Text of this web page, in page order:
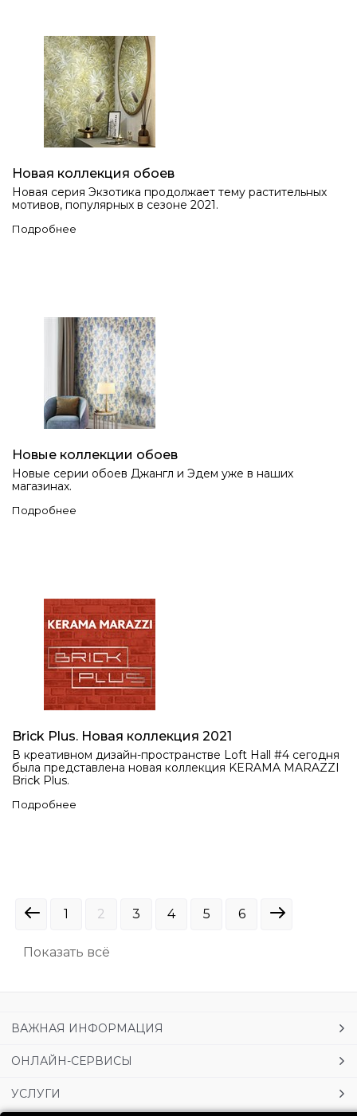
Новая коллекция обоев
Новая серия Экзотика продолжает тему растительных
мотивов, популярных в сезоне 2021.
Подробнее
Новые коллекции обоев
Новые серии обоев Джангл и Эдем уже в наших
магазинах.
Подробнее
Brick Plus. Новая коллекция 2021
В креативном дизайн-пространстве Loft Hall #4 сегодня
была представлена новая коллекция KERAMA MARAZZI
Brick Plus.
Подробнее
1 2 3 4 5 6
Показать всё
ВАЖНАЯ ИНФОРМАЦИЯ
ОНЛАЙН-СЕРВИСЫ
УСЛУГИ